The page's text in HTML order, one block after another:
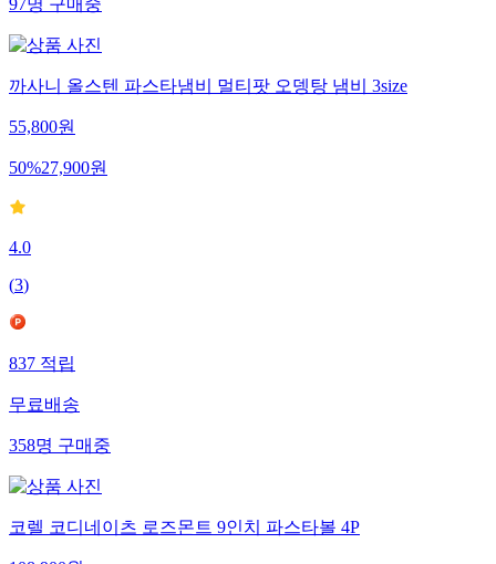
97명구매중
까사니 올스텐 파스타냄비 멀티팟 오뎅탕 냄비 3size
55,800원
50%27,900원
4.0
(3)
837적립
무료배송
358명구매중
코렐 코디네이츠 로즈몬트 9인치 파스타볼 4P